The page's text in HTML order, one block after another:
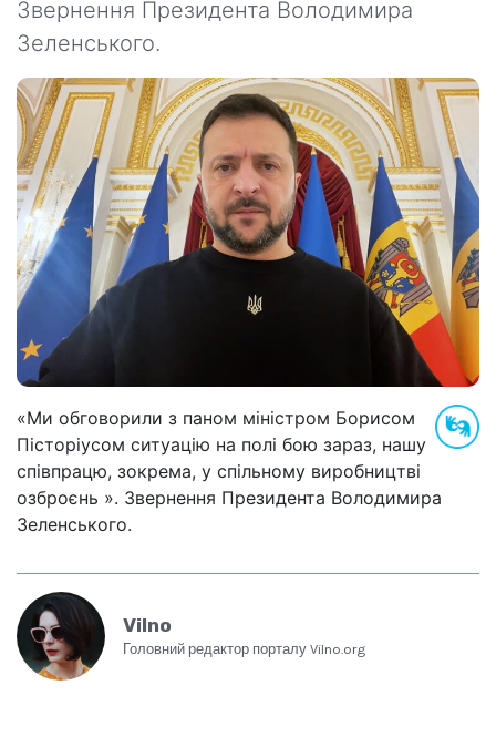
Звернення Президента Володимира
Зеленського.
«Ми обговорили з паном міністром Борисом
Пісторіусом ситуацію на полі бою зараз, нашу
співпрацю, зокрема, у спільному виробництві
озброєнь ». Звернення Президента Володимира
Зеленського.
Vilno
Головний редактор порталу Vilno.org